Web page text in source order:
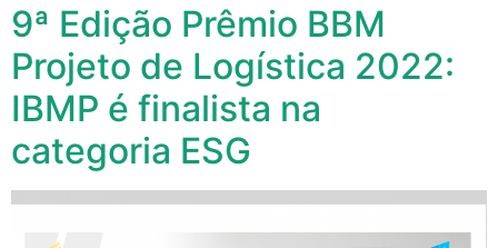
9ª Edição Prêmio BBM
Projeto de Logística 2022:
IBMP é finalista na
categoria ESG